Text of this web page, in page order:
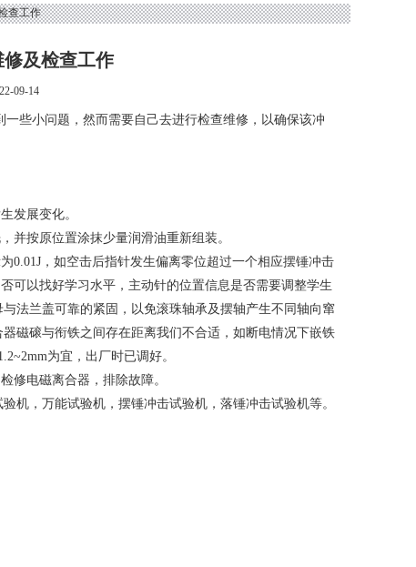
查工作
及检查工作
09-14
些小问题，然而需要自己去进行检查维修，以确保该冲
发展变化。
并按原位置涂抹少量润滑油重新组装。
0.01J，如空击后指针发生偏离零位超过一个相应摆锤冲击
可以找好学习水平，主动针的位置信息是否需要调整学生
法兰盖可靠的紧固，以免滚珠轴承及摆轴产生不同轴向窜
磁磙与衔铁之间存在距离我们不合适，如断电情况下嵌铁
为宜，出厂时已调好。
修电磁离合器，排除故障。
机，万能试验机，摆锤冲击试验机，落锤冲击试验机等。